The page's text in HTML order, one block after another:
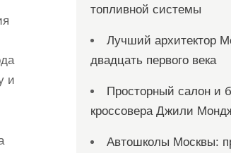
и
топливной системы
Лучший архитектор
двадцать первого века
Просторный салон и
кроссовера Джили
Автошколы Москвы: